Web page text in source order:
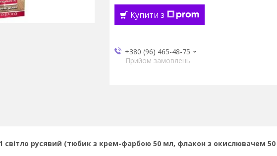
Купити з
+380 (96) 465-48-75
Прийом замовлень
світло русявий (тюбик з крем-фарбою 50 мл, флакон з окислювачем 50